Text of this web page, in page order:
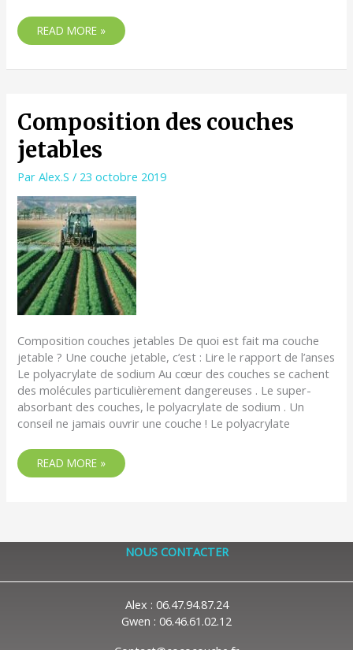
READ MORE »
Composition des couches
jetables
ParAlex.S/ 23 octobre 2019
Composition couches jetables De quoi est fait ma couche
jetable ? Une couche jetable, c’est : Lire le rapport de l’anses
Le polyacrylate de sodium Au cœur des couches se cachent
des molécules particulièrement dangereuses . Le super-
absorbant des couches, le polyacrylate de sodium . Un
conseil ne jamais ouvrir une couche ! Le polyacrylate
COMPOSITION
DES
COUCHES
JETABLES
READ MORE »
NOUS CONTACTER
Alex : 06.47.94.87.24
Gwen : 06.46.61.02.12